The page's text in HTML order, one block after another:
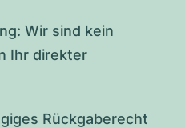
Wir sind kein
Ihr direkter
Rückgaberecht